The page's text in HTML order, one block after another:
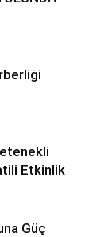
Etkinlik
Güç